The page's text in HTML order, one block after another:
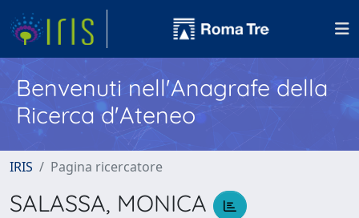
Benvenuti nell'Anagrafe della
Ricerca d'Ateneo
IRIS Pagina ricercatore
SALASSA, MONICA